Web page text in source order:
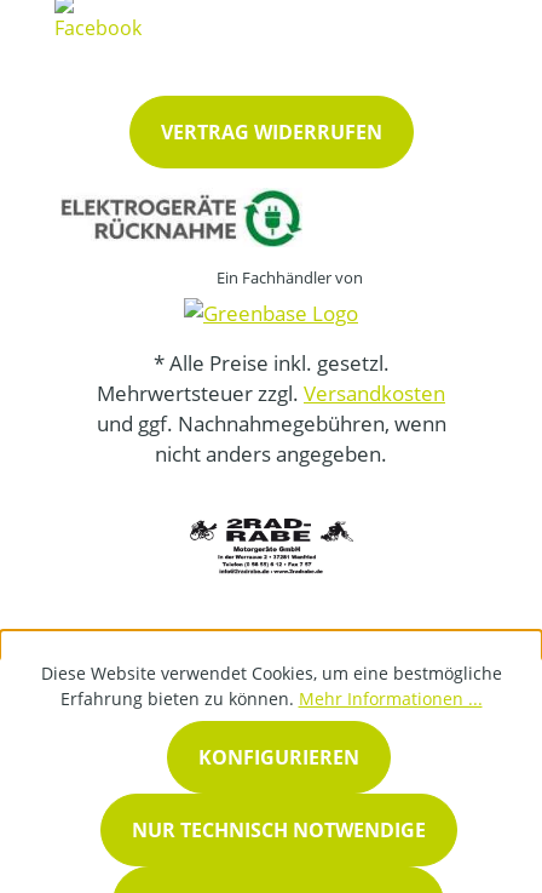
VERTRAG WIDERRUFEN
Ein Fachhändler von
* Alle Preise inkl. gesetzl.
Mehrwertsteuer zzgl. Versandkosten
und ggf. Nachnahmegebühren, wenn
nicht anders angegeben.
Diese Website verwendet Cookies, um eine bestmögliche
Erfahrung bieten zu können. Mehr Informationen ...
NUR TECHNISCH NOTWENDIGE
KONFIGURIEREN